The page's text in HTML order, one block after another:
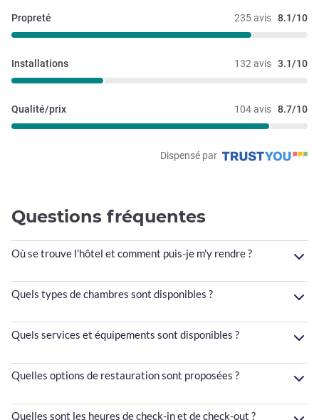
235 avis 8.1/10
Propreté
132 avis 3.1/10
Installations
104 avis 8.7/10
Qualité/prix
Dispensé par
Questions fréquentes
Où se trouve l'hôtel et comment puis-je m'y rendre ?
Quels types de chambres sont disponibles ?
Quels services et équipements sont disponibles ?
Quelles options de restauration sont proposées ?
Quelles sont les heures de check-in et de check-out ?